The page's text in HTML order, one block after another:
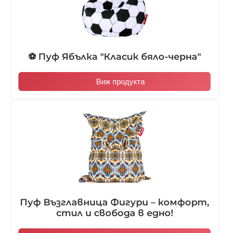
⚽ Пуф Ябълка "Класик бяло-черна"
Виж продукта
Пуф Възглавница Фигури – комфорт,
стил и свобода в едно!